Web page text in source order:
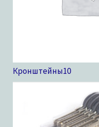
Кронштейны10